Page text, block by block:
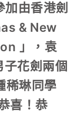
由香港劍
& New
」，袁
花劍兩個
稀琳同學
喜！恭